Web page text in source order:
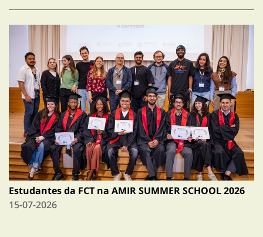
Estudantes da FCT na AMIR SUMMER SCHOOL 2026
15-07-2026